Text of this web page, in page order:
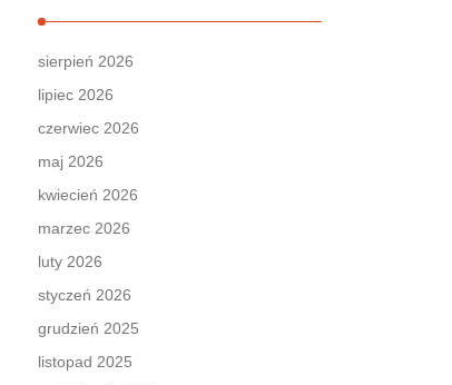
sierpień 2026
lipiec 2026
czerwiec 2026
maj 2026
kwiecień 2026
marzec 2026
luty 2026
styczeń 2026
grudzień 2025
listopad 2025